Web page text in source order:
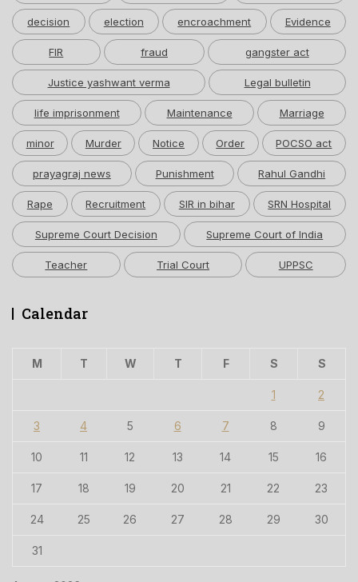
decision election encroachment Evidence
FIR fraud gangster act
Justice yashwant verma Legal bulletin
life imprisonment Maintenance Marriage
minor Murder Notice Order POCSO act
prayagraj news Punishment Rahul Gandhi
Rape Recruitment SIR in bihar SRN Hospital
Supreme Court Decision Supreme Court of India
Teacher Trial Court UPPSC
Calendar
M T W T F S S
1 2
3 4 5 6 7 8 9
10 11 12 13 14 15 16
17 18 19 20 21 22 23
24 25 26 27 28 29 30
31